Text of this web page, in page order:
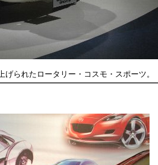
げられたロータリー・コスモ・スポーツ。